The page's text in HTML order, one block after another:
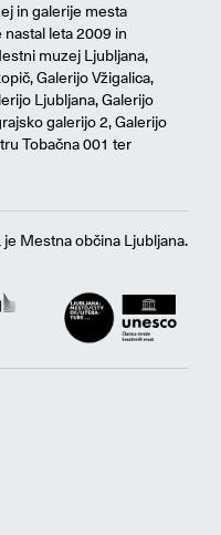
in galerije mesta
nastal leta 2009 in
muzej Ljubljana,
Galerijo Vžigalica,
Ljubljana, Galerijo
galerijo 2, Galerijo
Tobačna 001 ter
Mestna občina Ljubljana.